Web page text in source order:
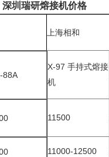
深圳瑞研熔接机价格
上海相和
88A
X-97 手持式熔接
机
11500
11000-12500